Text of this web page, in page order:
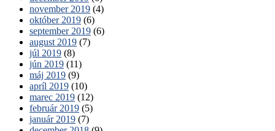
november 2019 (4)
október 2019 (6)
september 2019 (6)
august 2019 (7)
júl 2019 (8)
jún 2019 (11)
máj 2019 (9)
apríl 2019 (10)
marec 2019 (12)
február 2019 (5)
január 2019 (7)